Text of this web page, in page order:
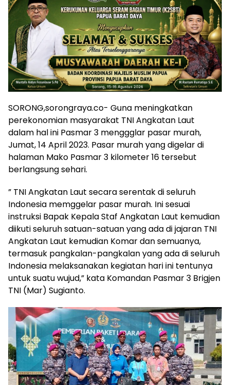
SORONG,sorongraya.co- Guna meningkatkan
perekonomian masyarakat TNI Angkatan Laut
dalam hal ini Pasmar 3 menggglar pasar murah,
Jumat, 14 April 2023. Pasar murah yang digelar di
halaman Mako Pasmar 3 kilometer 16 tersebut
berlangsung sehari.
” TNI Angkatan Laut secara serentak di seluruh
Indonesia memggelar pasar murah. Ini sesuai
instruksi Bapak Kepala Staf Angkatan Laut kemudian
diikuti seluruh satuan-satuan yang ada di jajaran TNI
Angkatan Laut kemudian Komar dan semuanya,
termasuk pangkalan-pangkalan yang ada di seluruh
Indonesia melaksanakan kegiatan hari ini tentunya
untuk suatu wujud,” kata Komandan Pasmar 3 Brigjen
TNI (Mar) Sugianto.